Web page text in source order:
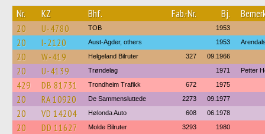
Nr. KZ Bhf. Fab.-Nr. Bj.
20 U-4780 TOB 1953
20 I-2120 Aust-Agder, others 1953
20 W-419 Helgeland Bilruter 327 09.1966
20 U-4139 Trøndelag 1971 Petter
429 DB 81731 Trondheim Trafikk 672 1975
20 RA 10920 De Sammensluttede 2273 09.1977
20 VD 14204 Hølonda Auto 608 06.1978
20 DD 11627 Molde Bilruter 3293 1980